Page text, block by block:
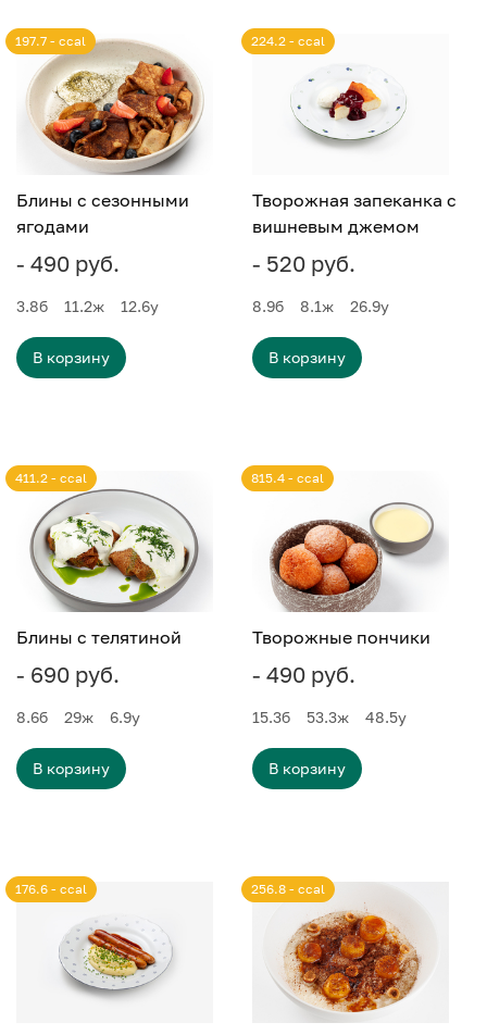
Блины с сезонными
ягодами
- 490 руб.
197.7 - ccal
3.8б 11.2ж 12.6у
В корзину
Творожная запеканка с
вишневым джемом
- 520 руб.
224.2 - ccal
8.9б 8.1ж 26.9у
В корзину
Блины с телятиной
- 690 руб.
411.2 - ccal
8.6б 29ж 6.9у
В корзину
Творожные пончики
- 490 руб.
815.4 - ccal
15.3б 53.3ж 48.5у
В корзину
176.6 - ccal 256.8 - ccal